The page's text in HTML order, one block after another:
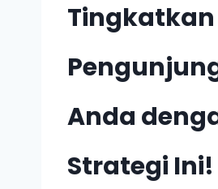
Tingkatkan
Anda
Strategi Ini!